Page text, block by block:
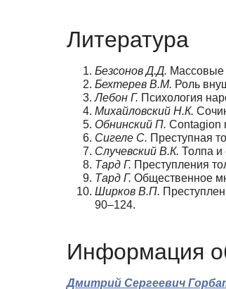
Литература
Безсонов Д.Д. Массовые
Бехтерев В.М. Роль
Лебон Г. Психология
Михайловский Н.К.
Обнинский П. Contagion
Сигеле С. Преступная
Случевский В.К. Толпа и
Тард Г. Преступления
Тард Г. Общественное
Ширков В.П.
90–124.
Информация
Дмитрий Сергеевич